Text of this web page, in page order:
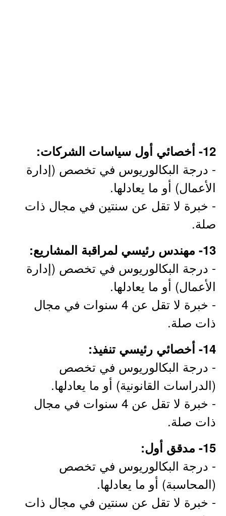
12- أخصائي أول سياسات الشركات:
- درجة البكالوريوس في تخصص (إدارة
الأعمال) أو ما يعادلها.
- خبرة لا تقل عن سنتين في مجال ذات
صلة.
13- مهندس رئيسي لمراقبة المشاريع:
- درجة البكالوريوس في تخصص (إدارة
الأعمال) أو ما يعادلها.
- خبرة لا تقل عن 4 سنوات في مجال
ذات صلة.
14- أخصائي رئيسي تنفيذ:
- درجة البكالوريوس في تخصص
(الدراسات القانونية) أو ما يعادلها.
- خبرة لا تقل عن 4 سنوات في مجال
ذات صلة.
15- مدقق أول:
- درجة البكالوريوس في تخصص
(المحاسبة) أو ما يعادلها.
- خبرة لا تقل عن سنتين في مجال ذات